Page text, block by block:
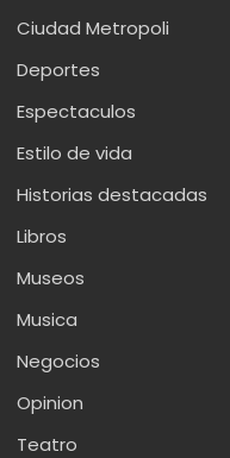
Ciudad Metropoli
Deportes
Espectaculos
Estilo de vida
Historias destacadas
Libros
Museos
Musica
Negocios
Opinion
Teatro